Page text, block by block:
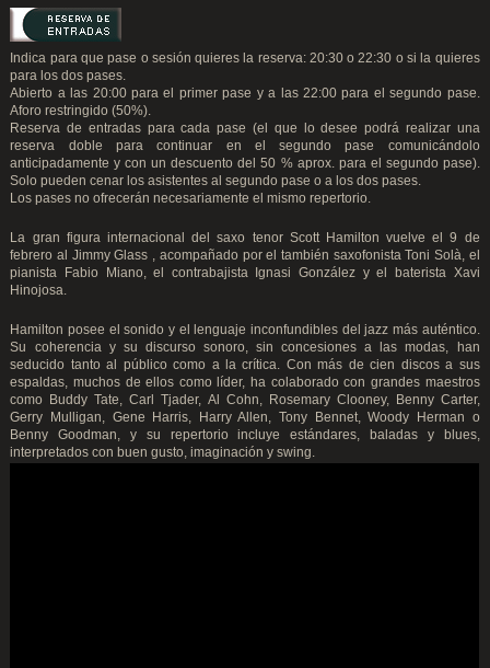
Indica para que pase o sesión quieres la reserva: 20:30 o 22:30 o si la quieres
para los dos pases.
Abierto a las 20:00 para el primer pase y a las 22:00 para el segundo pase.
Aforo restringido (50%).
Reserva de entradas para cada pase (el que lo desee podrá realizar una
reserva doble para continuar en el segundo pase comunicándolo
anticipadamente y con un descuento del 50 % aprox. para el segundo pase).
Solo pueden cenar los asistentes al segundo pase o a los dos pases.
Los pases no ofrecerán necesariamente el mismo repertorio.
La gran figura internacional del saxo tenor Scott Hamilton vuelve el 9 de
febrero al Jimmy Glass , acompañado por el también saxofonista Toni Solà, el
pianista Fabio Miano, el contrabajista Ignasi González y el baterista Xavi
Hinojosa.
Hamilton posee el sonido y el lenguaje inconfundibles del jazz más auténtico.
Su coherencia y su discurso sonoro, sin concesiones a las modas, han
seducido tanto al público como a la crítica. Con más de cien discos a sus
espaldas, muchos de ellos como líder, ha colaborado con grandes maestros
como Buddy Tate, Carl Tjader, Al Cohn, Rosemary Clooney, Benny Carter,
Gerry Mulligan, Gene Harris, Harry Allen, Tony Bennet, Woody Herman o
Benny Goodman, y su repertorio incluye estándares, baladas y blues,
interpretados con buen gusto, imaginación y swing.